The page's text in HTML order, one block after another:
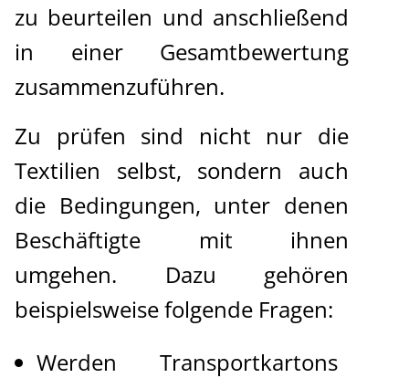
zu beurteilen und anschließend
in einer Gesamtbewertung
zusammenzuführen.
Zu prüfen sind nicht nur die
Textilien selbst, sondern auch
die Bedingungen, unter denen
Beschäftigte mit ihnen
umgehen. Dazu gehören
beispielsweise folgende Fragen:
Werden Transportkartons